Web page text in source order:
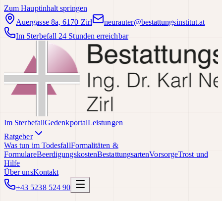
Zum Hauptinhalt springen
Auergasse 8a, 6170 Zirl
neurauter@bestattungsinstitut.at
Im Sterbefall 24 Stunden erreichbar
Im SterbefallGedenkportalLeistungen
Ratgeber
Was tun im TodesfallFormalitäten &
FormulareBeerdigungskostenBestattungsartenVorsorgeTrost und
Hilfe
Über unsKontakt
+43 5238 524 90